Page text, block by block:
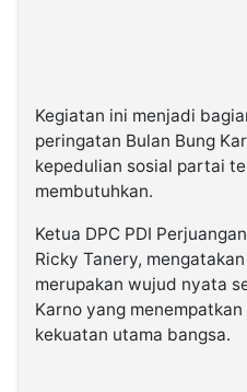
Kegiatan ini menjadi
peringatan Bulan Bung
kepedulian sosial partai
membutuhkan.
Ketua DPC PDI
Ricky Tanery,
merupakan wujud nyata
Karno yang
kekuatan utama bangsa.